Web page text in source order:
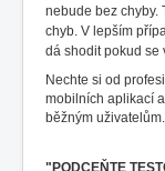
nebude bez chyby.
chyb. V lepším
dá shodit pokud se
Nechte si od
mobilních aplikací
běžným uživatelům.
"PODCEŇTE